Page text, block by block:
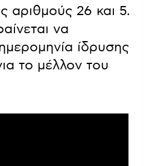
αριθμούς 26 και 5.
να
ίδρυσης
το μέλλον του